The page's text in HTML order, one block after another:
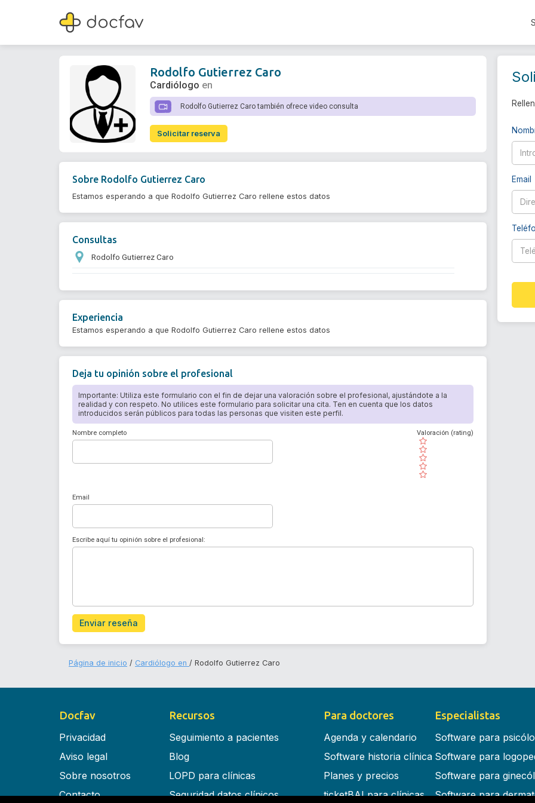
Rodolfo Gutierrez Caro
Cardiólogo
Rodolfo Gutierrez Caro
Cardiólogo en
Rodolfo Gutierrez Caro también ofrece video consulta
Solicitar reserva
Sobre Rodolfo Gutierrez Caro
Estamos esperando a que Rodolfo Gutierrez Caro rellene estos datos
Consultas
Rodolfo Gutierrez Caro
Experiencia
Estamos esperando a que Rodolfo Gutierrez Caro rellene estos datos
Deja tu opinión sobre el profesional
Importante: Utiliza este formulario con el fin de dejar una valoración sobre el profesional, ajustándote a la
realidad y con respeto. No utilices este formulario para solicitar una cita. Ten en cuenta que los datos
introducidos serán públicos para todas las personas que visiten este perfil.
Nombre completo
( )
( )
( )
( )
( )
Valoración (rating)
Email
Escribe aquí tu opinión sobre el profesional:
Enviar reseña
Email
Página de inicio Cardiólogo en Rodolfo Gutierrez Caro
Docfav
Privacidad
Aviso legal
Sobre nosotros
Contacto
Recursos
Seguimiento a pacientes
Blog
LOPD para clínicas
Seguridad datos clínicos
Para doctores
Agenda y calendario
Software historia clínica
Planes y precios
ticketBAI para clínicas
Especialistas
Software para
Software para
Software para
Software para